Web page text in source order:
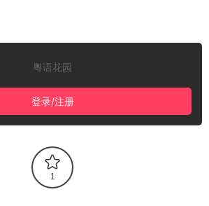
粤语花园
登录/注册
1